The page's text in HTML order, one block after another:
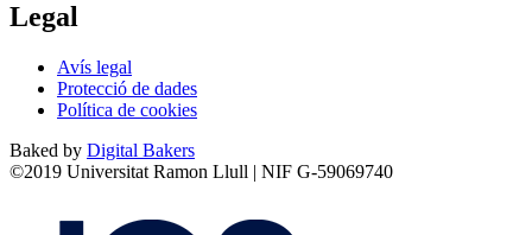
Legal
Avís legal
Protecció de dades
Política de cookies
Baked by Digital Bakers
©2019 Universitat Ramon Llull | NIF G-59069740